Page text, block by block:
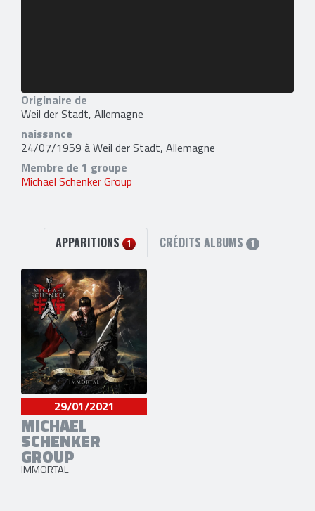
Originaire de
Weil der Stadt, Allemagne
naissance
24/07/1959 à Weil der Stadt, Allemagne
Membre de 1 groupe
Michael Schenker Group
APPARITIONS 1 CRÉDITS ALBUMS 1
29/01/2021
MICHAEL
SCHENKER
GROUP
IMMORTAL